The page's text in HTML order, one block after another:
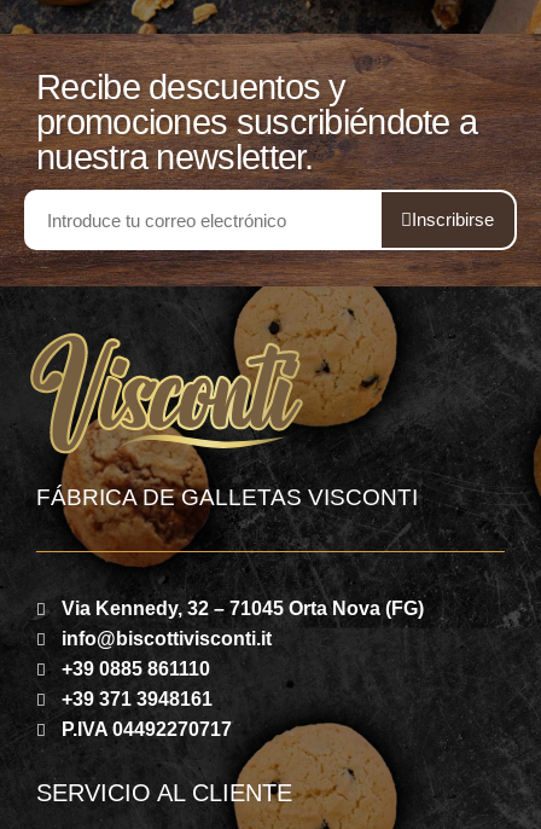
Recibe descuentos y
promociones suscribiéndote a
nuestra newsletter.
Inscribirse
FÁBRICA DE GALLETAS VISCONTI
Via Kennedy, 32 – 71045 Orta Nova (FG)
info@biscottivisconti.it
+39 0885 861110
+39 371 3948161
P.IVA 04492270717
SERVICIO AL CLIENTE